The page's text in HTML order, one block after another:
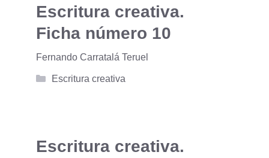
Escritura creativa.
Ficha número 10
Fernando Carratalá Teruel
Categorías
Escritura creativa
Escritura creativa.